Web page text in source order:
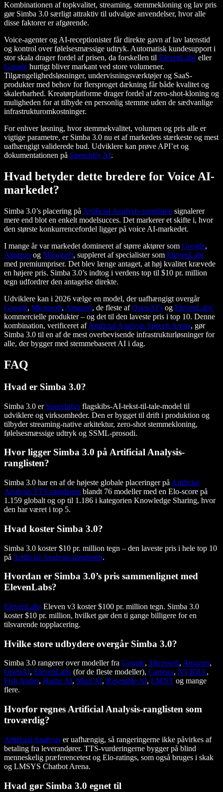
Kombinationen af topkvalitet, streaming, stemmekloning og lav pris
gør Simba 3.0 særligt attraktiv til udvalgte anvendelser, hvor alle
disse faktorer er afgørende.
Voice-agenter og AI-receptionister får direkte gavn af lav latenstid
og kontrol over følelsesmæssige udtryk. Automatisk kundesupport i
stor skala drager fordel af prisen, da forskellen til ElevenLabs eller
Google hurtigt bliver markant ved store volumener.
Tilgængelighedsløsninger, undervisningsværktøjer og SaaS-
produkter med behov for flersproget dækning får både kvalitet og
skalerbarhed. Kreatørplatforme drager fordel af zero-shot-kloning og
muligheden for at tilbyde en personlig stemme uden de sædvanlige
infrastrukturomkostninger.
For enhver løsning, hvor stemmekvalitet, volumen og pris alle er
vigtige parametre, er Simba 3.0 nu et af markedets stærkeste og mest
uafhængigt validerede bud. Udviklere kan prøve API’et og
dokumentationen på Speechify AI.
Hvad betyder dette bredere for Voice AI-
markedet?
Simba 3.0’s placering på Artificial Analysis-ranglisten signalerer
mere end blot en enkelt modelsucces. Det markerer et skifte i, hvor
den største konkurrencefordel ligger på voice AI-markedet.
I mange år var markedet domineret af større aktører som Google,
Amazon og Microsoft, suppleret af specialister som ElevenLabs
med premiumpriser. Det blev længe antaget, at høj kvalitet krævede
en højere pris. Simba 3.0’s indtog i verdens top til $10 pr. million
tegn udfordrer den antagelse direkte.
Udviklere kan i 2026 vælge en model, der uafhængigt overgår
Google, Microsoft, Amazon, de fleste afOpenAI’s og ElevenLabs’
kommercielle produkter – og det til den laveste pris i top 10. Denne
kombination, verificeret afArtificial Analysis Speech Arena, gør
Simba 3.0 til en af de mest overbevisende infrastrukturløsninger for
alle, der bygger med stemmebaseret AI i dag.
FAQ
Hvad er Simba 3.0?
Simba 3.0 er Speechifys flagskibs-AI-tekst-til-tale-model til
udviklere og virksomheder. Den er bygget til drift i produktion og
tilbyder streaming-native arkitektur, zero-shot stemmekloning,
følelsesmæssige udtryk og SSML-prosodi.
Hvor ligger Simba 3.0 på Artificial Analysis-
ranglisten?
Simba 3.0 har en af de højeste globale placeringer på Artificial
Analysis TTS-ranglisten blandt 76 modeller med en Elo-score på
1.159 globalt og op til 1.186 i kategorien Knowledge Sharing, hvor
den har været i top 5.
Hvad koster Simba 3.0?
Simba 3.0 koster $10 pr. million tegn – den laveste pris i hele top 10
på Artificial Analysis-ranglisten.
Hvordan er Simba 3.0’s pris sammenlignet med
ElevenLabs?
ElevenLabs Eleven v3 koster $100 pr. million tegn. Simba 3.0
koster $10 pr. million, hvilket gør den ti gange billigere for en
tilsvarende topplacering.
Hvilke store udbydere overgår Simba 3.0?
Simba 3.0 rangerer over modeller fra Google, Microsoft, Amazon,
OpenAI, ElevenLabs (for de fleste modeller), Cartesia, NVIDIA,
Fish Audio, Hume AI, Murf AI, Resemble AI, LMNT og mange
flere.
Hvorfor regnes Artificial Analysis-ranglisten som
troværdig?
Artificial Analysis er uafhængig, så rangeringerne ikke påvirkes af
betaling fra leverandører. TTS-vurderingerne bygger på blind
menneskelig præferencetest og Elo-ratings, som også bruges i skak
og LMSYS Chatbot Arena.
Hvad gør Simba 3.0 egnet til